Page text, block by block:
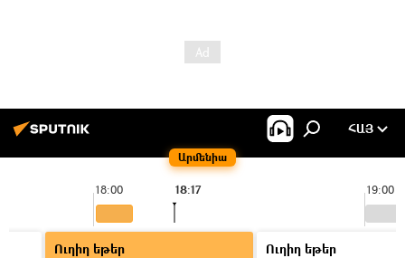
Արմենիա
ՀԱՅ
18:00 19:00
18:17
Ուղիղ եթեր
Ուղիղ եթեր